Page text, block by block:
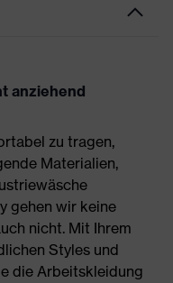
anziehend
zu tragen,
Materialien,
gehen wir keine
nicht. Mit Ihrem
Styles und
die Arbeitskleidung